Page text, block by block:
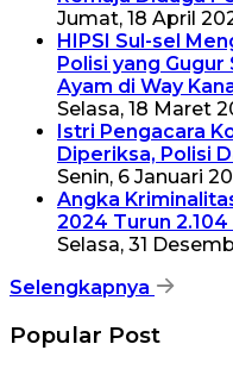
Jumat, 18 April
HIPSI Sul-sel
Polisi yang
Ayam di Way
Selasa, 18 Maret
Istri Pengacara
Diperiksa, Polisi
Senin, 6 Januari
Angka
2024 Turun 2.104
Selasa, 31
Selengkapnya
Popular Post